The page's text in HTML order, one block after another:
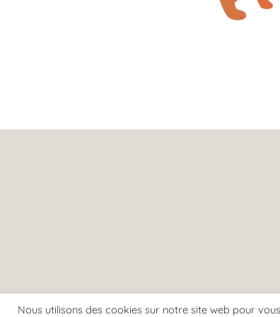
Nous utilisons des cookies sur notre site web pour